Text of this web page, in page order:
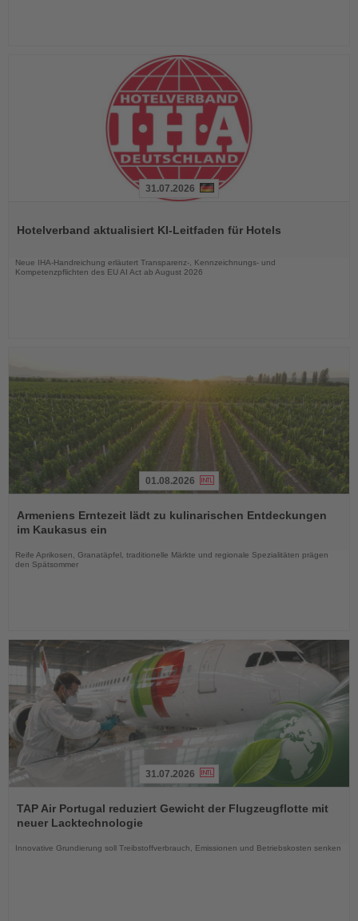
die
31.07.2026
Hotelverband aktualisiert KI-Leitfaden für Hotels
Neue IHA-Handreichung erläutert Transparenz-, Kennzeichnungs- und
Kompetenzpflichten des EU AI Act ab August 2026
Sie
die
01.08.2026
Armeniens Erntezeit lädt zu kulinarischen Entdeckungen
im Kaukasus ein
Reife Aprikosen, Granatäpfel, traditionelle Märkte und regionale Spezialitäten prägen
den Spätsommer
Sie
die
31.07.2026
TAP Air Portugal reduziert Gewicht der Flugzeugflotte mit
neuer Lacktechnologie
Innovative Grundierung soll Treibstoffverbrauch, Emissionen und Betriebskosten senken